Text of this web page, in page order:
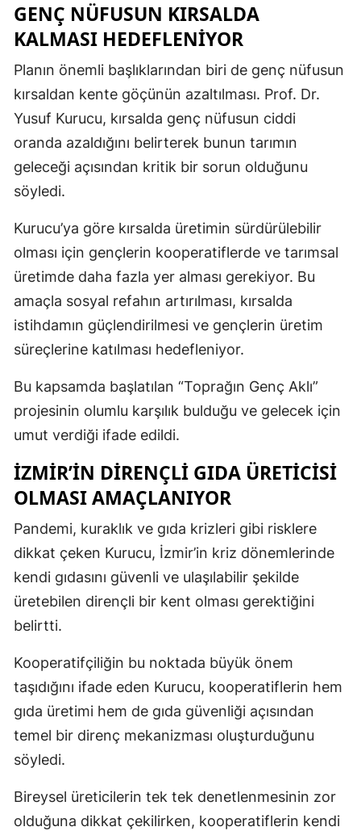
GENÇ NÜFUSUN KIRSALDA
KALMASI HEDEFLENIYOR
Planın önemli başlıklarından biri de genç nüfusun
kırsaldan kente göçünün azaltılması. Prof. Dr.
Yusuf Kurucu, kırsalda genç nüfusun ciddi
oranda azaldığını belirterek bunun tarımın
geleceği açısından kritik bir sorun olduğunu
söyledi.
Kurucu’ya göre kırsalda üretimin sürdürülebilir
olması için gençlerin kooperatiflerde ve tarımsal
üretimde daha fazla yer alması gerekiyor. Bu
amaçla sosyal refahın artırılması, kırsalda
istihdamın güçlendirilmesi ve gençlerin üretim
süreçlerine katılması hedefleniyor.
Bu kapsamda başlatılan “Toprağın Genç Aklı”
projesinin olumlu karşılık bulduğu ve gelecek için
umut verdiği ifade edildi.
İZMIR’IN DIRENÇLI GIDA ÜRETICISI
OLMASI AMAÇLANIYOR
Pandemi, kuraklık ve gıda krizleri gibi risklere
dikkat çeken Kurucu, İzmir’in kriz dönemlerinde
kendi gıdasını güvenli ve ulaşılabilir şekilde
üretebilen dirençli bir kent olması gerektiğini
belirtti.
Kooperatifçiliğin bu noktada büyük önem
taşıdığını ifade eden Kurucu, kooperatiflerin hem
gıda üretimi hem de gıda güvenliği açısından
temel bir direnç mekanizması oluşturduğunu
söyledi.
Bireysel üreticilerin tek tek denetlenmesinin zor
olduğuna dikkat çekilirken, kooperatiflerin kendi